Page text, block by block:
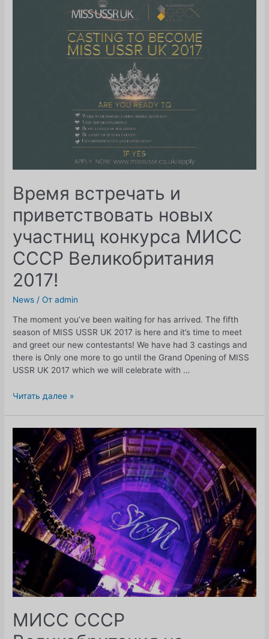
продемонстрировав
интерпретацию
Время встречать и
приветствовать новых
участниц конкурса МИСС
СССР Великобритания
2017!
News / От admin
The moment you’ve been waiting for has arrived. The fifth
season of MISS USSR UK 2017 is here and it’s time to meet
and greet our new contestants! We have had 3 castings and
there is Only one more to go until the Grand Opening of MISS
USSR UK 2017 which we will celebrate with …
Время
приветствовать
новых
участниц
конкурса
МИСС
СССР
Великобритания
2017!
Читать далее »
МИСС СССР